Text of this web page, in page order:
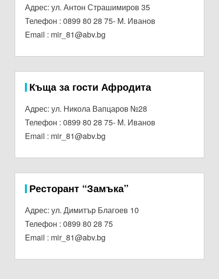
Адрес: ул. Антон Страшимиров 35
Телефон : 0899 80 28 75- М. Иванов
Email : mir_81@abv.bg
Къща за гости Афродита
Адрес: ул. Никола Вапцаров №28
Телефон : 0899 80 28 75- М. Иванов
Email : mir_81@abv.bg
Ресторант “Замъка”
Адрес: ул. Димитър Благоев 10
Телефон : 0899 80 28 75
Email : mir_81@abv.bg